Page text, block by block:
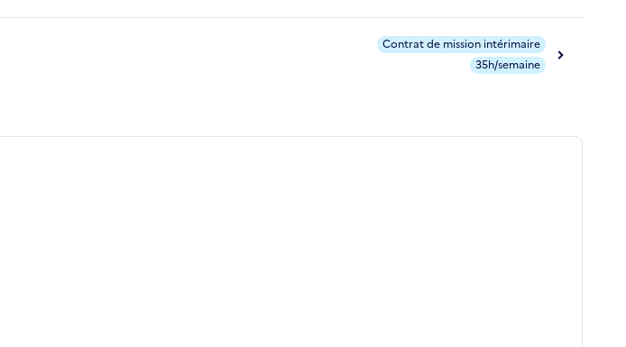
Contrat de mission intérimaire
35h/semaine